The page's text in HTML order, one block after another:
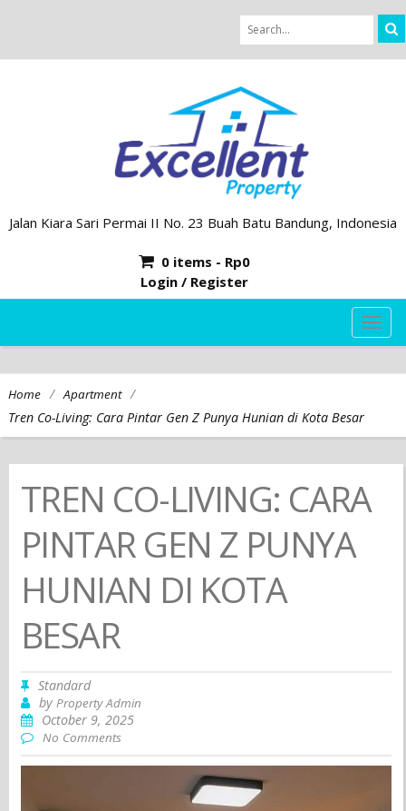
Jalan Kiara Sari Permai II No. 23 Buah Batu Bandung, Indonesia
0 items - Rp0
Login / Register
Home / Apartment /
Tren Co-Living: Cara Pintar Gen Z Punya Hunian di Kota Besar
TREN CO-LIVING: CARA
PINTAR GEN Z PUNYA
HUNIAN DI KOTA
BESAR
Standard
byProperty Admin
October 9, 2025
No Comments